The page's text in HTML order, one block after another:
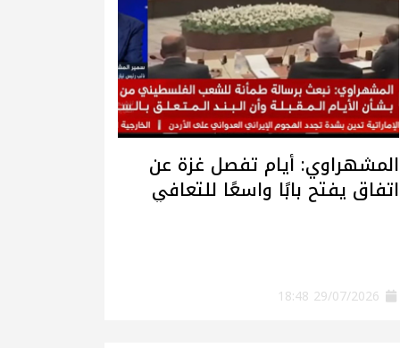
المشهراوي: أيام تفصل غزة عن
اتفاق يفتح بابًا واسعًا للتعافي